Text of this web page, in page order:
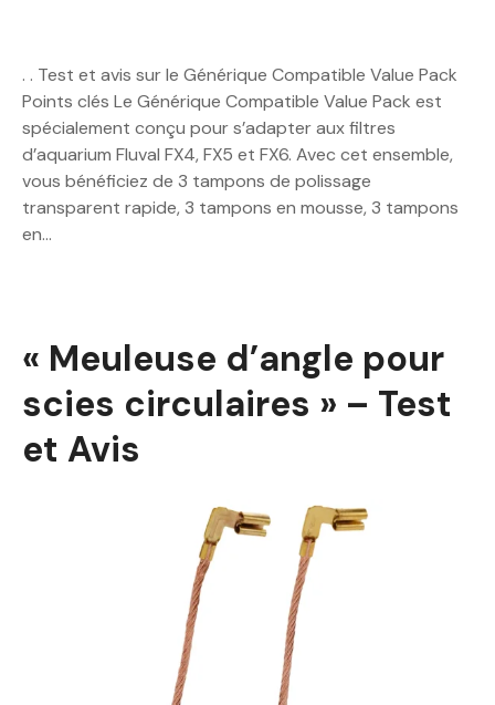
. . Test et avis sur le Générique Compatible Value Pack
Points clés Le Générique Compatible Value Pack est
spécialement conçu pour s’adapter aux filtres
d’aquarium Fluval FX4, FX5 et FX6. Avec cet ensemble,
vous bénéficiez de 3 tampons de polissage
transparent rapide, 3 tampons en mousse, 3 tampons
en…
« Meuleuse d’angle pour
scies circulaires » – Test
et Avis